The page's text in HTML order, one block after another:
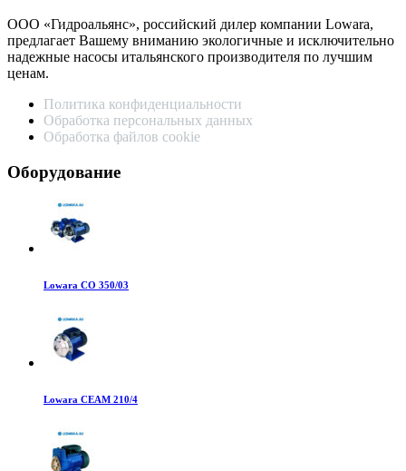
ООО «Гидроальянс», российский дилер компании Lowara,
предлагает Вашему вниманию экологичные и исключительно
надежные насосы итальянского производителя по лучшим
ценам.
Политика конфиденциальности
Обработка персональных данных
Обработка файлов cookie
Оборудование
Lowara CO 350/03
Lowara CEAM 210/4